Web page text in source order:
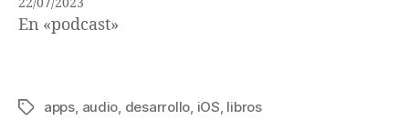
22/07/2023
En «podcast»
Etiquetas
apps, audio, desarrollo, iOS, libros